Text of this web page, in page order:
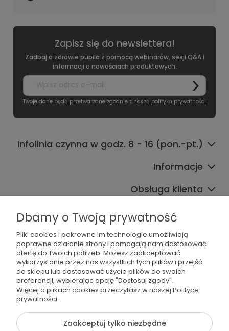
Zapisz się do newslettera!
Zadbaj o zdrowie pupila z pomocą webinarów, sesji Q&A i
informacji o nowościach produktowych.
Twoje dane będą przetwarzane zgodnie z naszą polityką prywatności
Infolinia czynna w godz. 8 - 16 (pon.-pt.)
Informacje
Obsługa klienta
Współpraca
536 042 061
Dbamy o Twoją prywatność
Pliki cookies i pokrewne im technologie umożliwiają
poprawne działanie strony i pomagają nam dostosować
ofertę do Twoich potrzeb. Możesz zaakceptować
wykorzystanie przez nas wszystkich tych plików i przejść
do sklepu lub dostosować użycie plików do swoich
preferencji, wybierając opcję "Dostosuj zgody".
Więcej o plikach cookies przeczytasz w naszej Polityce
prywatności.
Zaakceptuj tylko niezbędne